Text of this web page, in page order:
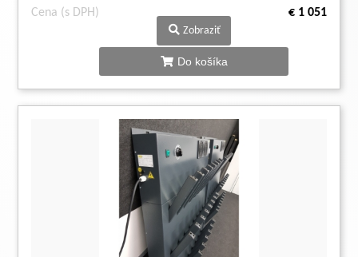
Cena (s DPH)
€ 1 051
Zobraziť
Do košíka